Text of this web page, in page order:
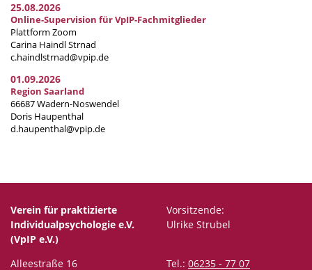
25.08.2026
Online-Supervision für VpIP-Fachmitglieder
Plattform Zoom
Carina Haindl Strnad
c.haindlstrnad@vpip.de
01.09.2026
Region Saarland
66687 Wadern-Noswendel
Doris Haupenthal
d.haupenthal@vpip.de
Verein für praktizierte
Individualpsychologie e.V.
(VpIP e.V.)
Vorsitzende:
Ulrike Strubel
Alleestraße 16 Tel.: 06235 - 77 07